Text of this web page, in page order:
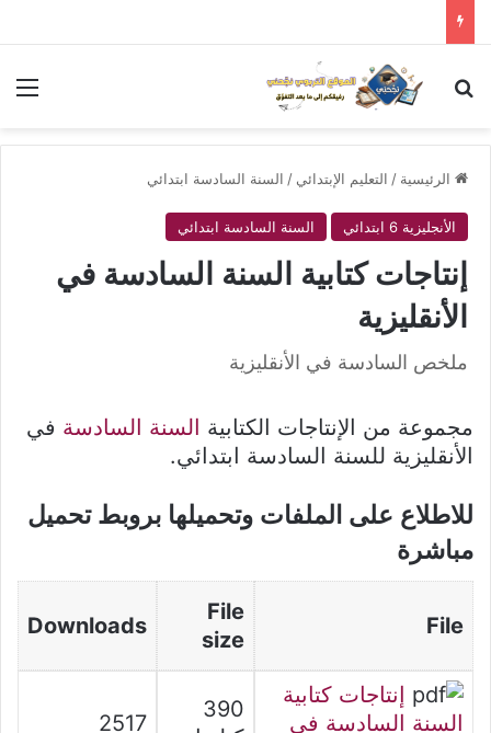
بحث عن
الرئيسية / التعليم الإبتدائي / السنة السادسة ابتدائي
الأنجليزية 6 ابتدائي السنة السادسة ابتدائي
إنتاجات كتابية السنة السادسة في
الأنقليزية
ملخص السادسة في الأنقليزية
مجموعة من الإنتاجات الكتابية السنة السادسة في
الأنقليزية للسنة السادسة ابتدائي.
للاطلاع على الملفات وتحميلها بروبط تحميل
مباشرة
File
File
size
Downloads
إنتاجات كتابية
السنة السادسة في
390
2517